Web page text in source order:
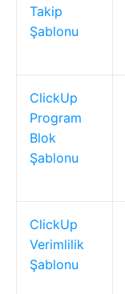
Takip
Şablonu
ClickUp
Program
Blok
Şablonu
ClickUp
Verimlilik
Şablonu